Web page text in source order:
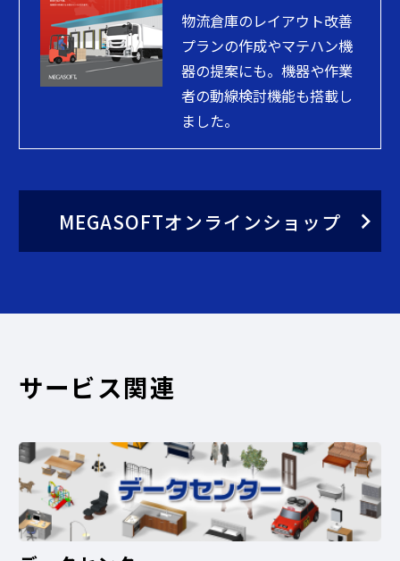
物流倉庫のレイアウト改善
プランの作成やマテハン機
器の提案にも。機器や作業
者の動線検討機能も搭載し
ました。
MEGASOFTオンラインショップ
サービス関連